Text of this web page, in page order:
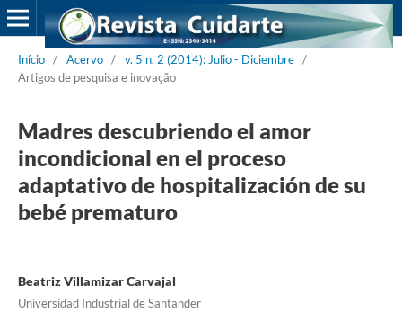
Início / Acervo / v. 5 n. 2 (2014): Julio - Diciembre /
Artigos de pesquisa e inovação
Madres descubriendo el amor
incondicional en el proceso
adaptativo de hospitalización de su
bebé prematuro
Beatriz Villamizar Carvajal
Universidad Industrial de Santander